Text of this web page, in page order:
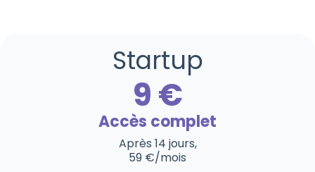
Startup
9 €
Accès complet
Après 14 jours,
59 €/mois